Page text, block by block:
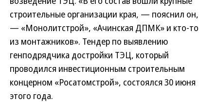
строительные организации края, — пояснил он,
— «Монолитстрой», «Ачинская ДПМК» и кто-то
из монтажников». Тендер по выявлению
генподрядчика достройки ТЭЦ, который
проводился инвестиционным строительным
концерном «Росатомстрой», состоялся 30 июня
этого года.